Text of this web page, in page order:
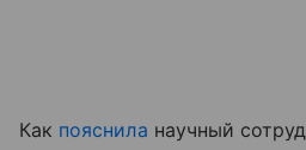
Как пояснила научный